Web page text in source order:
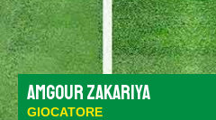
Amgour Zakariya
GIOCATORE